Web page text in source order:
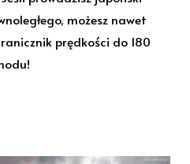
możesz nawet
prędkości do 180